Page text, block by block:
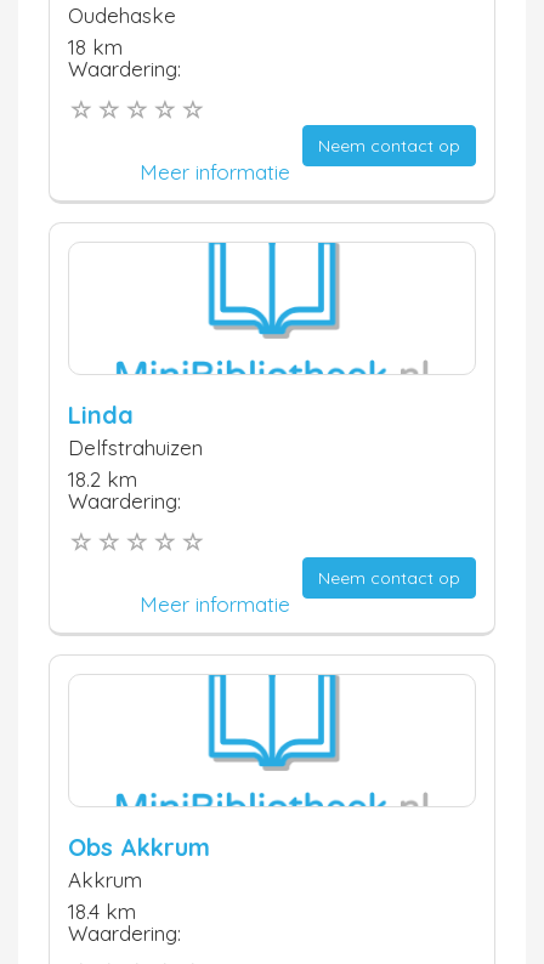
Oudehaske
18 km
Waardering:
Neem contact op
Meer informatie
Linda
Delfstrahuizen
18.2 km
Waardering:
Neem contact op
Meer informatie
Obs Akkrum
Akkrum
18.4 km
Waardering: